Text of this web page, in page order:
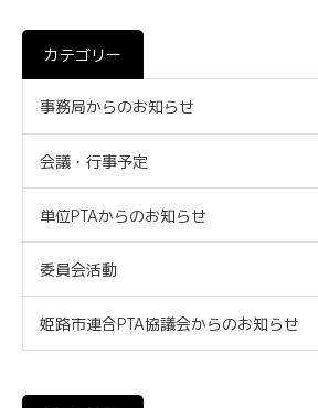
カテゴリー
事務局からのお知らせ
会議・行事予定
単位PTAからのお知らせ
委員会活動
姫路市連合PTA協議会からのお知らせ